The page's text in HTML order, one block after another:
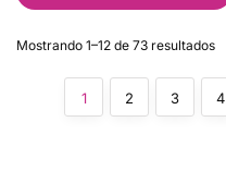
Mostrando 1–12 de 73 resultados
1 2 3 4